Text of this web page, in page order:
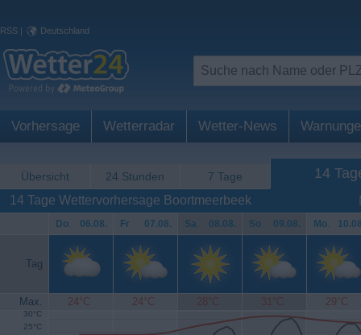
RSS | Deutschland
Vorhersage Wetterradar Wetter-News
Übersicht 24 Stunden 7 Tage 14
14 Tage Wettervorhersage Boortmeerbeek
Do. 06.08. Fr. 07.08. Sa. 08.08. So. 09.08. Mo.
Tag
Max. 24°C 24°C 28°C 31°C 29°C
25°C
30°C